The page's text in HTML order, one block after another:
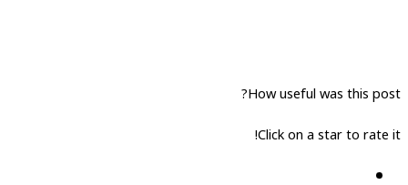
How useful was this post?
Click on a star to rate it!